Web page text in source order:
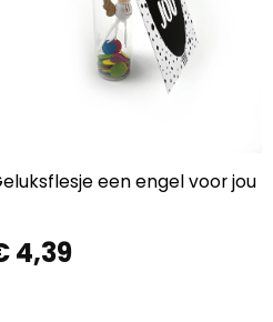
een engel voor jou
4,39